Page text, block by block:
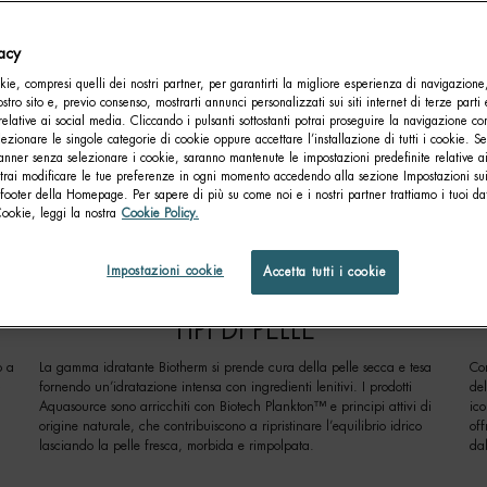
IN PROFONDITÀ PER OGNI TIPO
a
TIPI DI PELLE
La gamma idratante Biotherm si prende cura della pelle secca e tesa
fornendo un’idratazione intensa con ingredienti lenitivi. I prodotti
Aquasource sono arricchiti con Biotech Plankton™ e principi attivi di
origine naturale, che contribuiscono a ripristinare l’equilibrio idrico
lasciando la pelle fresca, morbida e rimpolpata.
compresi quelli dei nostri partner, per garantirti la migliore esperienza di
sito e, previo consenso, mostrarti annunci personalizzati sui siti internet di terze
ai social media. Cliccando i pulsanti sottostanti potrai proseguire la navigazione
le singole categorie di cookie oppure accettare l’installazione di tutti i cookie.
senza selezionare i cookie, saranno mantenute le impostazioni predefinite relative
modificare le tue preferenze in ogni momento accedendo alla sezione Impostazioni
della Homepage. Per sapere di più su come noi e i nostri partner trattiamo i tuoi
leggi la nostra Cookie Policy.
Impostazioni cookie Accetta tutti i cookie